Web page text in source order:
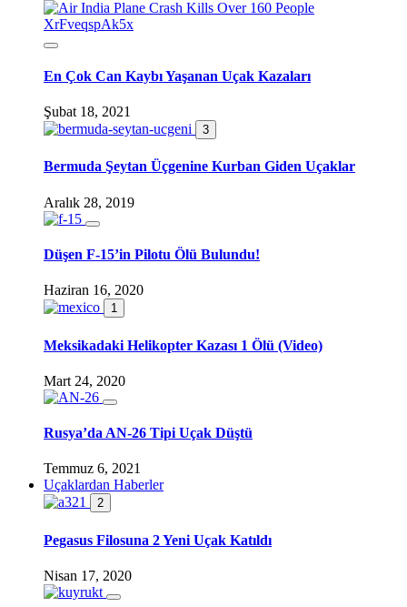
En Çok Can Kaybı Yaşanan Uçak Kazaları
Şubat 18, 2021
3
Bermuda Şeytan Üçgenine Kurban Giden Uçaklar
Aralık 28, 2019
Düşen F-15’in Pilotu Ölü Bulundu!
Haziran 16, 2020
1
Meksikadaki Helikopter Kazası 1 Ölü (Video)
Mart 24, 2020
Rusya’da AN-26 Tipi Uçak Düştü
Temmuz 6, 2021
Uçaklardan Haberler
2
Pegasus Filosuna 2 Yeni Uçak Katıldı
Nisan 17, 2020